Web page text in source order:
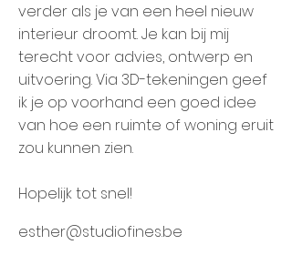
verder als je van een heel nieuw
interieur droomt. Je kan bij mij
terecht voor advies, ontwerp en
uitvoering. Via 3D-tekeningen geef
ik je op voorhand een goed idee
van hoe een ruimte of woning eruit
zou kunnen zien.
Hopelijk tot snel!
esther@studiofines.be